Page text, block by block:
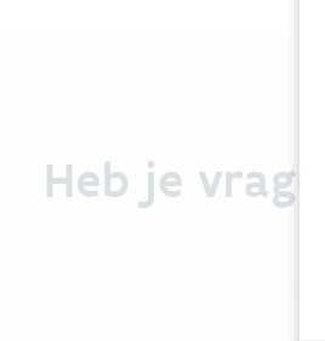
Heb je